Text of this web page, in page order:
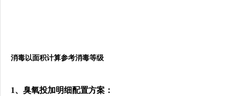
消毒以面积计算参考消毒等级
1、臭氧投加明细配置方案：